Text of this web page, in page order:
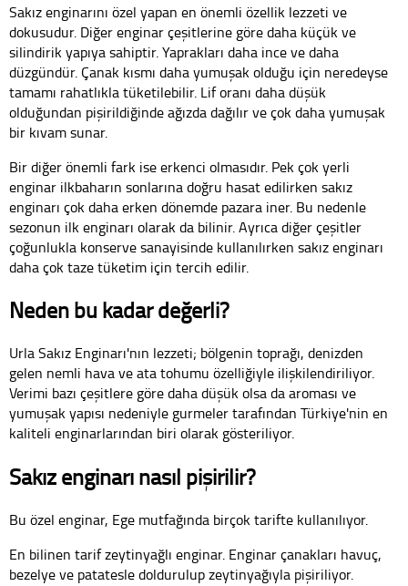
Sakız enginarını özel yapan en önemli özellik lezzeti ve
dokusudur. Diğer enginar çeşitlerine göre daha küçük ve
silindirik yapıya sahiptir. Yaprakları daha ince ve daha
düzgündür. Çanak kısmı daha yumuşak olduğu için neredeyse
tamamı rahatlıkla tüketilebilir. Lif oranı daha düşük
olduğundan pişirildiğinde ağızda dağılır ve çok daha yumuşak
bir kıvam sunar.
Bir diğer önemli fark ise erkenci olmasıdır. Pek çok yerli
enginar ilkbaharın sonlarına doğru hasat edilirken sakız
enginarı çok daha erken dönemde pazara iner. Bu nedenle
sezonun ilk enginarı olarak da bilinir. Ayrıca diğer çeşitler
çoğunlukla konserve sanayisinde kullanılırken sakız enginarı
daha çok taze tüketim için tercih edilir.
Neden bu kadar değerli?
Urla Sakız Enginarı'nın lezzeti; bölgenin toprağı, denizden
gelen nemli hava ve ata tohumu özelliğiyle ilişkilendiriliyor.
Verimi bazı çeşitlere göre daha düşük olsa da aroması ve
yumuşak yapısı nedeniyle gurmeler tarafından Türkiye'nin en
kaliteli enginarlarından biri olarak gösteriliyor.
Sakız enginarı nasıl pişirilir?
Bu özel enginar, Ege mutfağında birçok tarifte kullanılıyor.
En bilinen tarif zeytinyağlı enginar. Enginar çanakları havuç,
bezelye ve patatesle doldurulup zeytinyağıyla pişiriliyor.